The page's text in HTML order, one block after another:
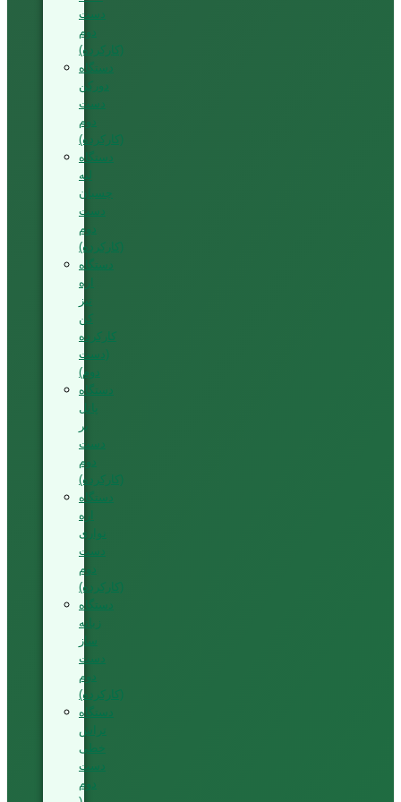
دست
دوم
(کارکرده)
دستگاه
دورکن
دست
دوم
(کارکرده)
دستگاه
لبه
چسبان
دست
دوم
(کارکرده)
دستگاه
اره
تیز
کن
کارکرده
(دست
دوم)
دستگاه
پانل
بر
دست
دوم
(کارکرده)
دستگاه
اره
نواری
دست
دوم
(کارکرده)
دستگاه
زبانه
ساز
دست
دوم
(کارکرده)
دستگاه
تراش
خطی
دست
دوم